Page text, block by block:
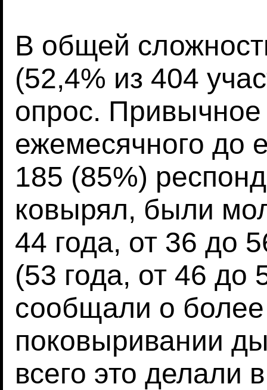
В общей
(52,4% из 404
опрос. Привычное
ежемесячного до
185 (85%)
ковырял, были
44 года, от 36 до
(53 года, от 46
сообщали о
поковыривании
всего это делали